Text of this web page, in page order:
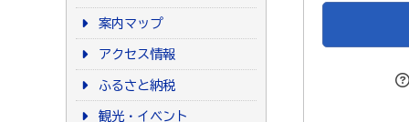
案内マップ
アクセス情報
ふるさと納税
観光・イベント